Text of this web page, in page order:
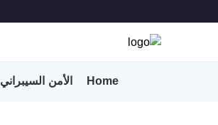
Home الأمن السيبراني